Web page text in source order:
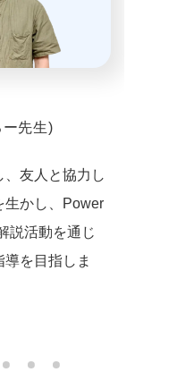
ー先生)
友人と協力し
生かし、Power
説活動を通じ
を目指しま